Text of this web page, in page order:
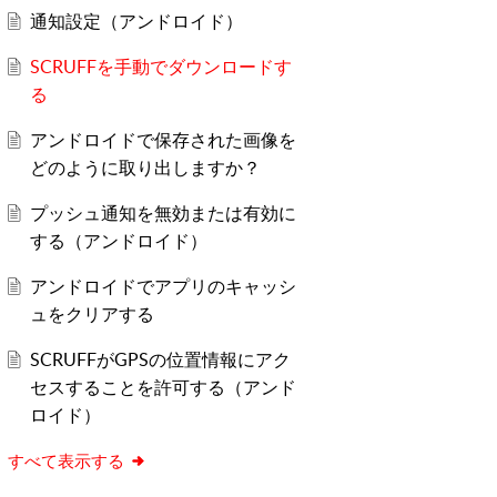
通知設定（アンドロイド）
SCRUFFを手動でダウンロードす
る
アンドロイドで保存された画像を
どのように取り出しますか？
プッシュ通知を無効または有効に
する（アンドロイド）
アンドロイドでアプリのキャッシ
ュをクリアする
SCRUFFがGPSの位置情報にアク
セスすることを許可する（アンド
ロイド）
すべて表示する